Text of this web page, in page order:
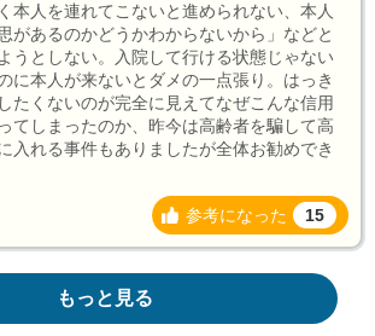
本人を連れてこないと進められない、本人
があるのかどうかわからないから」などと
うとしない。入院して行ける状態じゃない
に本人が来ないとダメの一点張り。はっき
たくないのが完全に見えてなぜこんな信用
てしまったのか、昨今は高齢者を騙して高
入れる事件もありましたが全体お勧めでき
参考になった 15
もっと見る